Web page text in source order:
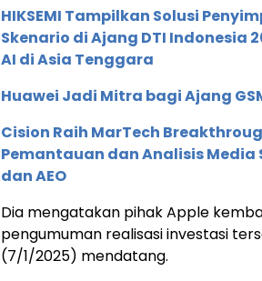
HIKSEMI Tampilkan Solusi
Skenario di Ajang DTI Indonesia
AI di Asia Tenggara
Huawei Jadi Mitra bagi Ajang
Cision Raih MarTech
Pemantauan dan Analisis Media
dan AEO
Dia mengatakan pihak Apple
pengumuman realisasi investasi
(7/1/2025) mendatang.